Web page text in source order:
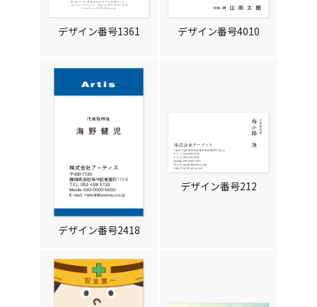
デザイン番号1361 デザイン番号4010
デザイン番号2418
デザイン番号212